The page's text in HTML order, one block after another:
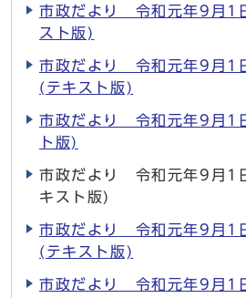
市政だより 令和元年9月
スト版)
市政だより 令和元年9月
(テキスト版)
市政だより 令和元年9月1
ト版)
市政だより 令和元年9月1
キスト版)
市政だより 令和元年9月
(テキスト版)
市政だより 令和元年9月1